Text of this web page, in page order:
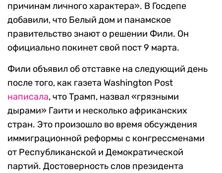
причинам личного характера». В Госдепе
добавили, что Белый дом и панамское
правительство знают о решении Фили. Он
официально покинет свой пост 9 марта.
Фили объявил об отставке на следующий день
после того, как газета Washington Post
написала, что Трамп, назвал «грязными
дырами» Гаити и несколько африканских
стран. Это произошло во время обсуждения
иммиграционной реформы с конгрессменами
от Республиканской и Демократической
партий. Достоверность слов президента